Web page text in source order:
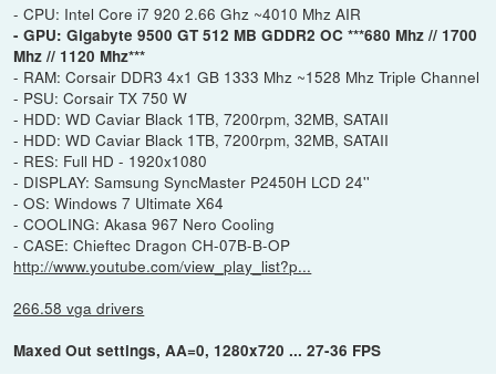
- CPU: Intel Core i7 920 2.66 Ghz ~4010 Mhz AIR
- GPU: Gigabyte 9500 GT 512 MB GDDR2 OC ***680 Mhz // 1700
Mhz // 1120 Mhz***
- RAM: Corsair DDR3 4x1 GB 1333 Mhz ~1528 Mhz Triple Channel
- PSU: Corsair TX 750 W
- HDD: WD Caviar Black 1TB, 7200rpm, 32MB, SATAII
- HDD: WD Caviar Black 1TB, 7200rpm, 32MB, SATAII
- RES: Full HD - 1920x1080
- DISPLAY: Samsung SyncMaster P2450H LCD 24''
- OS: Windows 7 Ultimate X64
- COOLING: Akasa 967 Nero Cooling
- CASE: Chieftec Dragon CH-07B-B-OP
http://www.youtube.com/view_play_list?p...
266.58 vga drivers
Maxed Out settings, AA=0, 1280x720 ... 27-36 FPS